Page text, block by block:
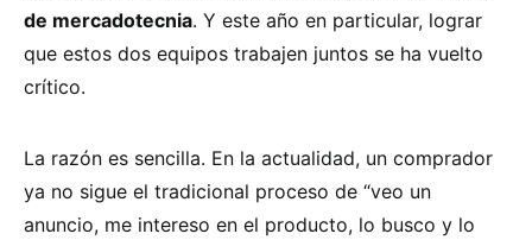
de mercadotecnia. Y este año en particular, lograr
que estos dos equipos trabajen juntos se ha vuelto
crítico.
La razón es sencilla. En la actualidad, un comprador
ya no sigue el tradicional proceso de “veo un
anuncio, me intereso en el producto, lo busco y lo